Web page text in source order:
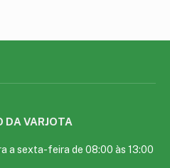
DA VARJOTA
a sexta-feira de 08:00 às 13:00